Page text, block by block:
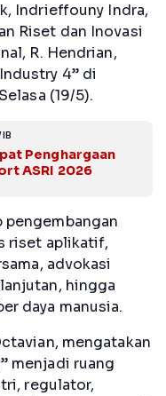
Indrieffouny Indra,
Riset dan Inovasi
R. Hendrian,
4” di
(19/5).
Penghargaan
ASRI 2026
riset aplikatif,
advokasi
hingga
daya manusia.
mengatakan
menjadi ruang
regulator,